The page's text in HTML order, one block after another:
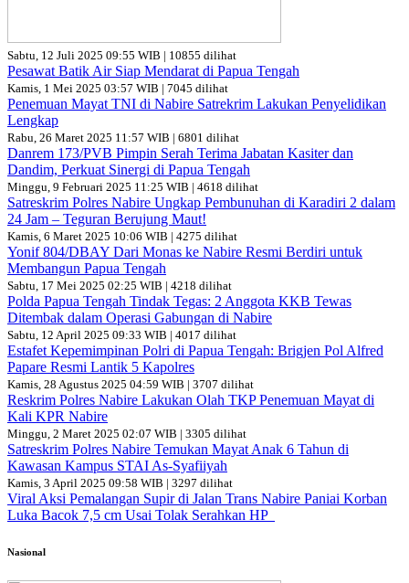
Sabtu, 12 Juli 2025 09:55 WIB | 10855 dilihat
Pesawat Batik Air Siap Mendarat di Papua Tengah
Kamis, 1 Mei 2025 03:57 WIB | 7045 dilihat
Penemuan Mayat TNI di Nabire Satrekrim Lakukan Penyelidikan
Lengkap
Rabu, 26 Maret 2025 11:57 WIB | 6801 dilihat
Danrem 173/PVB Pimpin Serah Terima Jabatan Kasiter dan
Dandim, Perkuat Sinergi di Papua Tengah
Minggu, 9 Februari 2025 11:25 WIB | 4618 dilihat
Satreskrim Polres Nabire Ungkap Pembunuhan di Karadiri 2 dalam
24 Jam – Teguran Berujung Maut!
Kamis, 6 Maret 2025 10:06 WIB | 4275 dilihat
Yonif 804/DBAY Dari Monas ke Nabire Resmi Berdiri untuk
Membangun Papua Tengah
Sabtu, 17 Mei 2025 02:25 WIB | 4218 dilihat
Polda Papua Tengah Tindak Tegas: 2 Anggota KKB Tewas
Ditembak dalam Operasi Gabungan di Nabire
Sabtu, 12 April 2025 09:33 WIB | 4017 dilihat
Estafet Kepemimpinan Polri di Papua Tengah: Brigjen Pol Alfred
Papare Resmi Lantik 5 Kapolres
Kamis, 28 Agustus 2025 04:59 WIB | 3707 dilihat
Reskrim Polres Nabire Lakukan Olah TKP Penemuan Mayat di
Kali KPR Nabire
Minggu, 2 Maret 2025 02:07 WIB | 3305 dilihat
Satreskrim Polres Nabire Temukan Mayat Anak 6 Tahun di
Kawasan Kampus STAI As-Syafiiyah
Kamis, 3 April 2025 09:58 WIB | 3297 dilihat
Viral Aksi Pemalangan Supir di Jalan Trans Nabire Paniai Korban
Luka Bacok 7,5 cm Usai Tolak Serahkan HP
Nasional